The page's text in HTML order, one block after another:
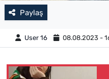
Paylaş
User 16 08.08.2023 -